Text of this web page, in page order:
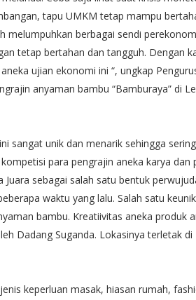
tapu UMKM tetap mampu
melumpuhkan berbagai sendi
tetap bertahan dan tangguh. Dengan
ujian ekonomi ini “, ungkap
anyaman bambu “Bamburaya” di
sangat unik dan menarik sehingga
para pengrajin aneka karya dan
sebagai salah satu bentuk
waktu yang lalu. Salah satu
bambu. Kreatiivitas aneka produk
Dadang Suganda. Lokasinya terletak di
keperluan masak, hiasan rumah,